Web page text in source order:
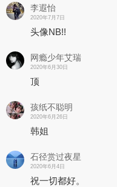
李遐怡
2020年7月7日
头像NB!!
网瘾少年艾瑞
2020年6月30日
顶
孩纸不聪明
2020年6月26日
韩姐
石径赏过夜星
2020年6月4日
祝一切都好。